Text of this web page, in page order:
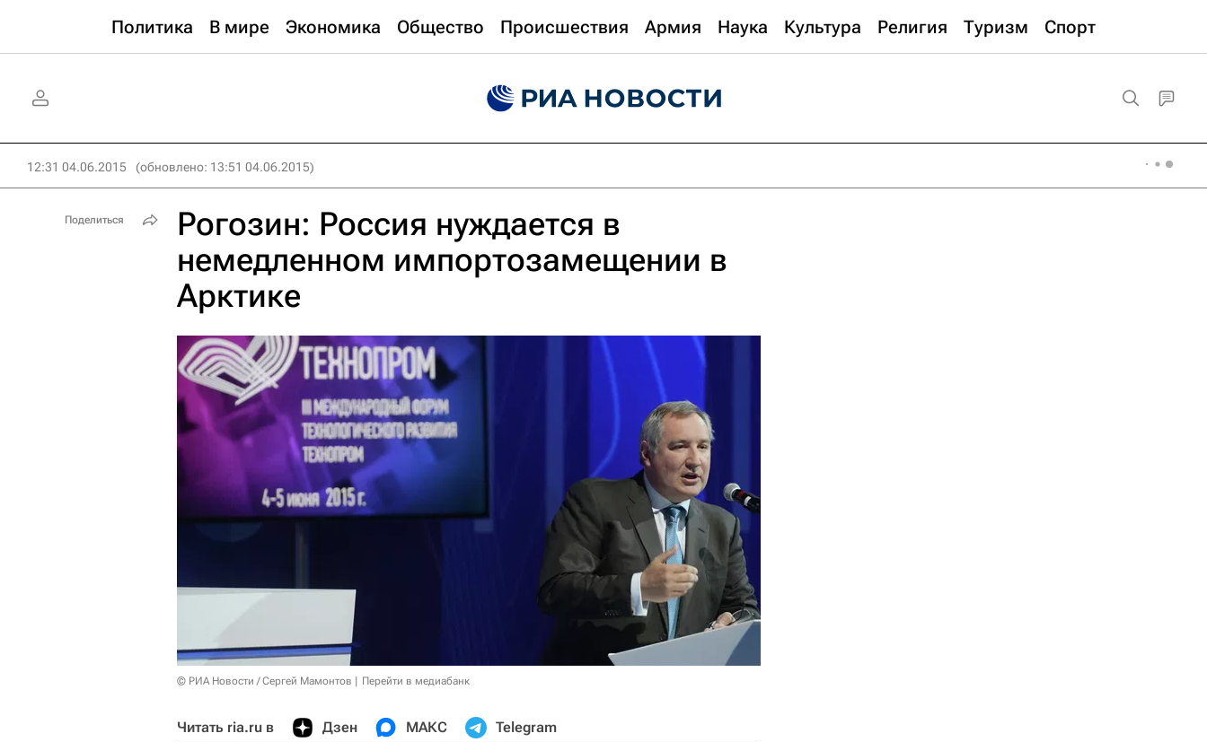
Политика В мире Экономика Общество Происшествия Армия Наука Культура Религия Туризм Спорт
12:31 04.06.2015 (обновлено: 13:51 04.06.2015)
Рогозин: Россия нуждается в
немедленном импортозамещении в
Арктике
© РИА Новости / Сергей Мамонтов Перейти в медиабанк
Читать ria.ru в Дзен МАКС Telegram
Поделиться